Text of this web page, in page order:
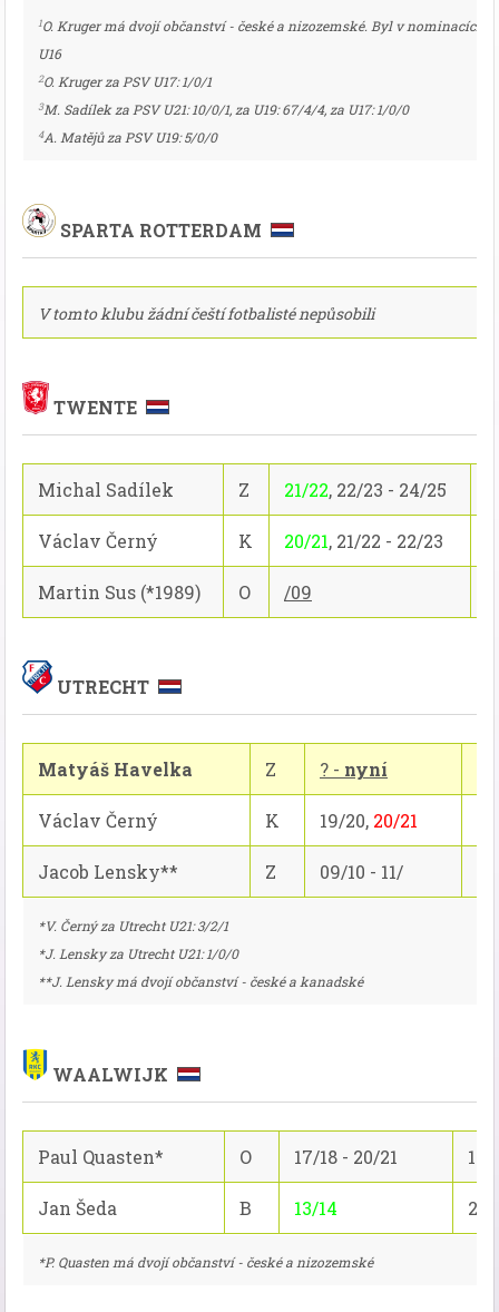
1O. Kruger má dvojí občanství - české a nizozemské. Byl v nominacích
U16
2O. Kruger za PSV U17: 1/0/1
3M. Sadílek za PSV U21: 10/0/1, za U19: 67/4/4, za U17: 1/0/0
4A. Matějů za PSV U19: 5/0/0
SPARTA ROTTERDAM
V tomto klubu žádní čeští fotbalisté nepůsobili
TWENTE
Michal Sadílek Z 21/22, 22/23 - 24/25
Václav Černý K 20/21, 21/22 - 22/23
Martin Sus (*1989) O /09
UTRECHT
Matyáš Havelka Z ? - nyní
Václav Černý K 19/20, 20/21
Jacob Lensky** Z 09/10 - 11/
*V. Černý za Utrecht U21: 3/2/1
*J. Lensky za Utrecht U21: 1/0/0
**J. Lensky má dvojí občanství - české a kanadské
WAALWIJK
Paul Quasten* O 17/18 - 20/21
Jan Šeda B 13/14
*P. Quasten má dvojí občanství - české a nizozemské